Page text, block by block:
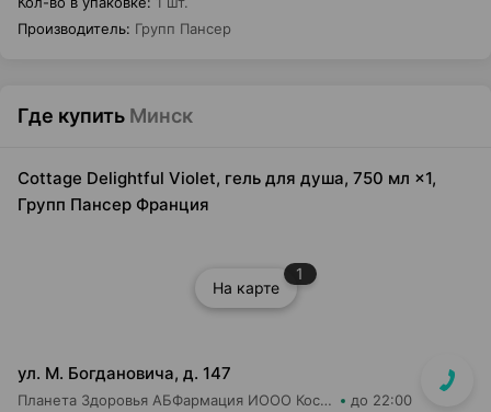
Производитель: Групп Пансер
Где купить Минск
Cottage Delightful Violet, гель для душа, 750 мл ×1,
Групп Пансер Франция
На карте
1
ул. М. Богдановича, д. 147
Планета Здоровья АБФармация ИООО Косметический магазин №4 до 22:00